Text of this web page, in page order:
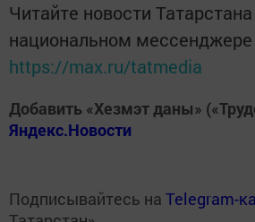
Читайте новости
национальном
https://max.ru/tatmedia
Добавить «Хезмэт даны»
Яндекс.Новости
Подписывайтесь на Telegram-